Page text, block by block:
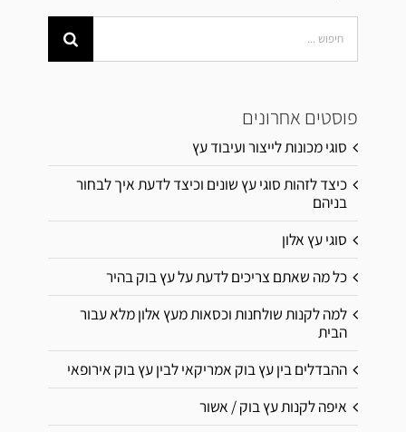
Search
for:
פוסטים אחרונים
סוגי מכונות לייצור ועיבוד עץ
כיצד לזהות סוגי עץ שונים וכיצד לדעת איך לבחור
בניהם
סוגי עץ אלון
כל מה שאתם צריכים לדעת על עץ בוק בהיר
למה לקנות שולחנות וכסאות מעץ אלון מלא עבור
הבית
ההבדלים בין עץ בוק אמריקאי לבין עץ בוק אירופאי
איפה לקנות עץ בוק / אשור